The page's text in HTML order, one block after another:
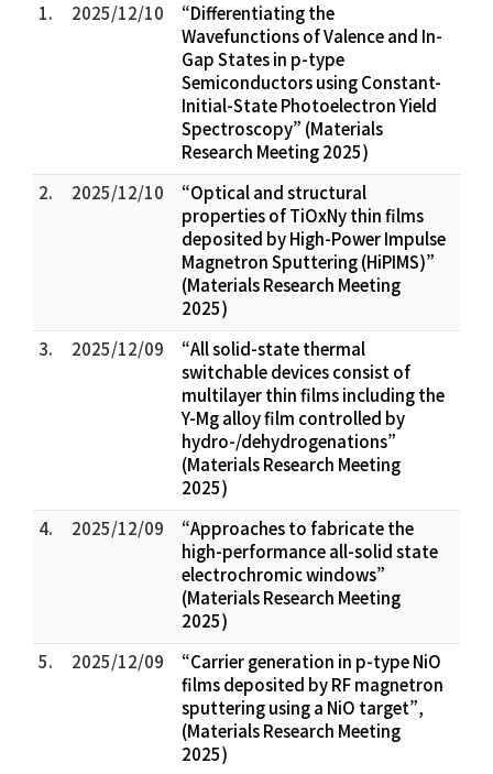
1.
2025/12/10
“Differentiating the
Wavefunctions of Valence and In-
Gap States in p-type
Semiconductors using Constant-
Initial-State Photoelectron Yield
Spectroscopy” (Materials
Research Meeting 2025)
2.
2025/12/10
“Optical and structural
properties of TiOxNy thin films
deposited by High-Power Impulse
Magnetron Sputtering (HiPIMS)”
(Materials Research Meeting
2025)
3.
2025/12/09
“All solid-state thermal
switchable devices consist of
multilayer thin films including the
Y-Mg alloy film controlled by
hydro-/dehydrogenations”
(Materials Research Meeting
2025)
4.
2025/12/09
“Approaches to fabricate the
high-performance all-solid state
electrochromic windows”
(Materials Research Meeting
2025)
5.
2025/12/09
“Carrier generation in p-type NiO
films deposited by RF magnetron
sputtering using a NiO target”,
(Materials Research Meeting
2025)